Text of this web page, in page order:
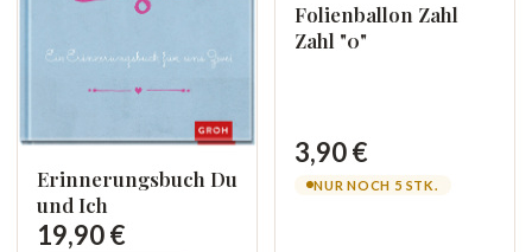
Erinnerungsbuch Du
und Ich
19,90 €
Folienballon Zahl
Zahl "0"
3,90 €
NUR NOCH 5 STK.